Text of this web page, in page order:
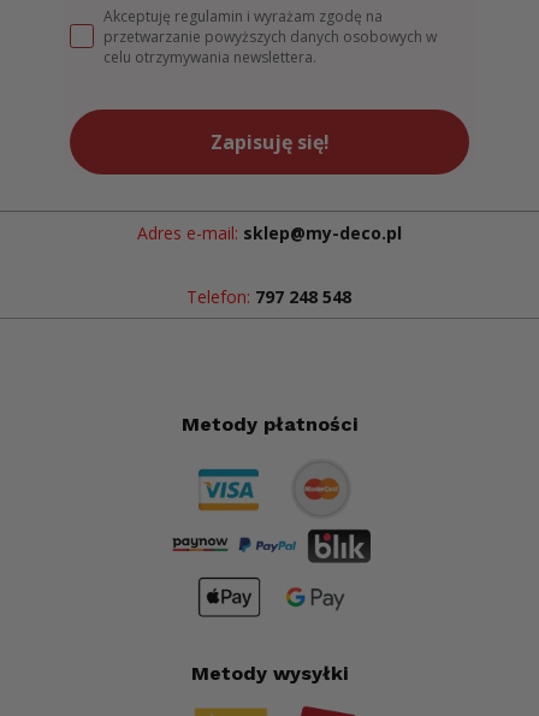
Akceptuję regulamin i wyrażam zgodę na
przetwarzanie powyższych danych osobowych w
celu otrzymywania newslettera.
Zapisuję się!
Adres e-mail: sklep@my-deco.pl
Telefon: 797 248 548
Metody płatności
Metody wysyłki